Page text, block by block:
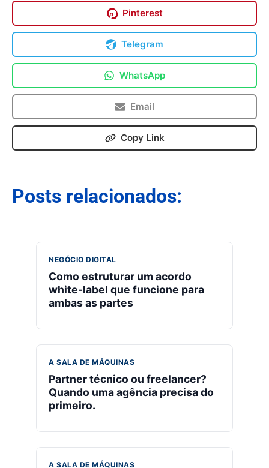
Pinterest
Telegram
WhatsApp
Email
Copy Link
Posts relacionados:
NEGÓCIO DIGITAL
Como estruturar um acordo
white-label que funcione para
ambas as partes
A SALA DE MÁQUINAS
Partner técnico ou freelancer?
Quando uma agência precisa do
primeiro.
A SALA DE MÁQUINAS